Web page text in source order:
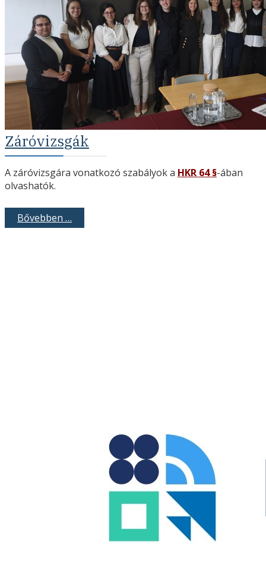
Záróvizsgák
A záróvizsgára vonatkozó szabályok a HKR 64 §-ában
olvashatók.
Bővebben …